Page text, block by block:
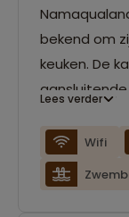
bekend om
keuken. De
gezellige
ontspannen.
Lees verder
Wifi